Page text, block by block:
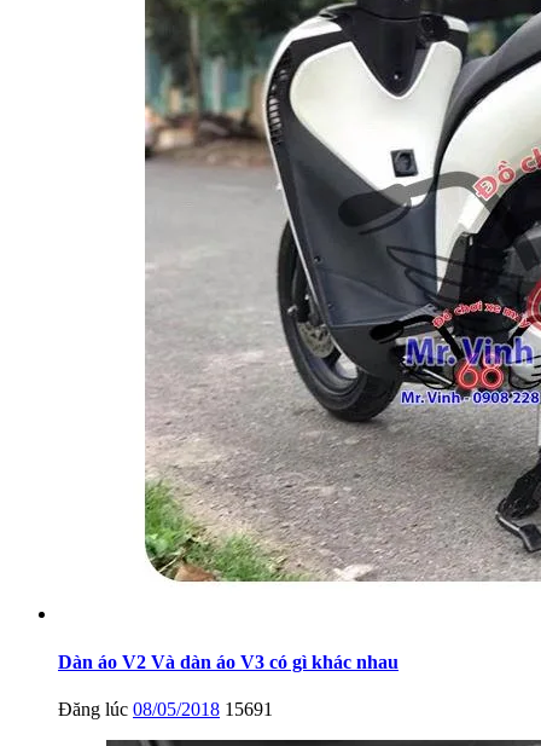
Dàn áo V2 Và dàn áo V3 có gì khác nhau
Đăng lúc 08/05/2018 15691